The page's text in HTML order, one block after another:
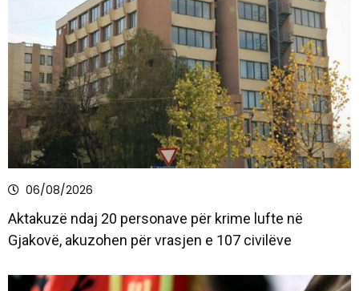
06/08/2026
Aktakuzë ndaj 20 personave për krime lufte në
Gjakovë, akuzohen për vrasjen e 107 civilëve